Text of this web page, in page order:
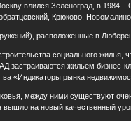
влился Зеленоград, в 1984
Крюково,
расположенные в
социального жилья,
жильем бизнес-
«Индикаторы рынка
между ними существуют
на новый качественный